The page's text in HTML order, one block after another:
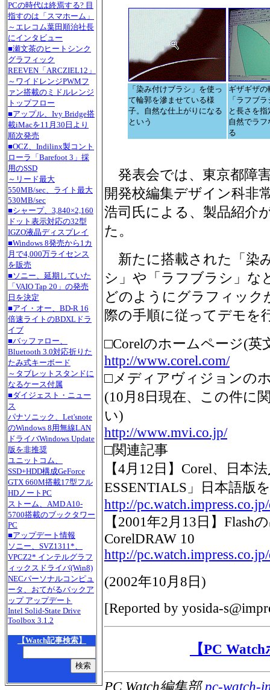
PCの時代は終焉する? 目
指すのは「スマホーム」
～エレコム葉田順治社長
にインタビュー
■瀬文茶のヒートシンク
グラフィック
REEVEN「ARCZIEL12」
～ワイドレンジPWMフ
ァン搭載のミドルレンジ
トップフロー
■アップル、Ivy Bridge搭
載iMacを11月30日より
順次発売
■OCZ、Indilinx製コント
ローラ「Barefoot 3」採
用のSSD
～リード最大
550MB/sec、ライト最大
530MB/sec
■シャープ、3,840×2,160
ドット表示対応の32型
IGZO液晶ディスプレイ
■Windows 8発売から1カ
月で4,000万ライセンス
を販売
■ソニー、延期していた
「VAIO Tap 20」の発売
日を決定
■アイ・オー、BD-R 16
倍速ライトのBDXLドラ
イブ
■バッファロー、
Bluetooth 3.0対応折りた
たみ式キーボード
～タブレットスタンドに
なるケース付属
■ダイジェスト・ニュー
ス
パナソニック、Let'snote
のWindows 8用無線LAN
ドライバWindows Update
版を非推奨
ユニットコム、
SSD+HDD構成GeForce
GTX 660M搭載17型フル
HDノートPC
ストーム、AMD A10-
5700搭載のブックタワー
PC
■アップデート情報
ソニー、SVZ1311*、
VPCZ2* インテルグラフ
ィックスドライバ(Win8)
NECパーソナルコンピュ
ータ、おてがるバックア
ップ アップデート
Intel Solid-State Drive
Toolbox 3.1.2
【Watch記事検索】
「染み付けブラシ」を使っ
て輪郭を滲ませている様
子。自然な仕上がりになる
という
ギザギザ
「ラフブ
と長さを
自然でラ
る
発表会では、東京都障
開発校編集デザイン科非
浩司氏による、製品紹介
た。
新たに搭載された「染
シ」や「ラフブラシ」な
どのようにグラフィック
際の手順に従ってデモを
□Corelのホームページ(英
http://www.corel.com/
□メディアヴィジョンの
(10月8日現在、この件に
い)
http://www.mvi.co.jp/
□関連記事
【4月12日】Corel、日本
ESSENTIALS」日本語版
http://
【2001年2月13日】Flash
CorelDRAW 10
http://
(2002年10月8日 )
[Reported by yosida-
【PC
PC Watch編集部 pc-watch-